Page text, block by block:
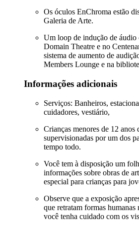
Os óculos EnChroma estão
Galeria de Arte.
Um loop de indução de áudio
Domain Theatre e no
sistema de aumento de
Members Lounge e na
Informações adicionais
Serviços: Banheiros,
cuidadores, vestiário,
Crianças menores de 12 anos
supervisionadas por um dos
tempo todo.
Você tem à disposição um
informações sobre obras de
especial para crianças para
Observe que a exposição
que retratam formas humanas
você tenha cuidado com os